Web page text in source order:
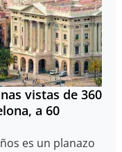
vistas de 360
a 60
es un planazo